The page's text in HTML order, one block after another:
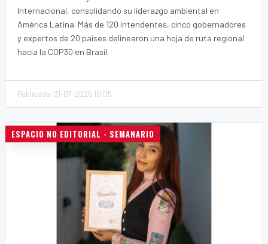
Internacional, consolidando su liderazgo ambiental en
América Latina. Más de 120 intendentes, cinco gobernadores
y expertos de 20 países delinearon una hoja de ruta regional
hacia la COP30 en Brasil.
Publicado: 31-07-2025 10:05
ESPACIO NO EDITORIAL - SEMANARIO